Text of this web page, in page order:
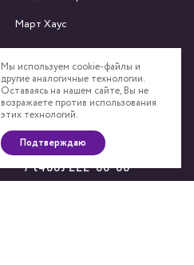
Мы используем cookie-файлы и
другие аналогичные технологии.
Оставаясь на нашем сайте, Вы не
возражаете против использования
этих технологий.
Подтверждаю
Март Хаус
Яхрома парк
Спас-Каменка
Федоскино Парк
+7 (495) 222-58-58